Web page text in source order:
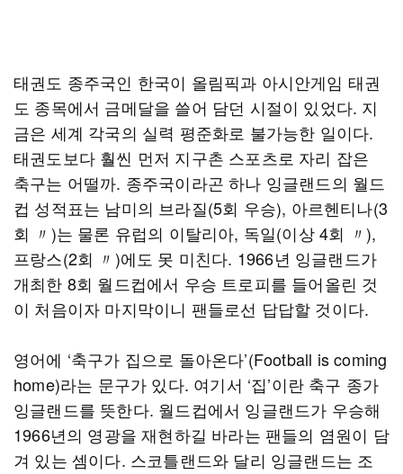
태권도 종주국인 한국이 올림픽과 아시안게임 태권
도 종목에서 금메달을 쓸어 담던 시절이 있었다. 지
금은 세계 각국의 실력 평준화로 불가능한 일이다.
태권도보다 훨씬 먼저 지구촌 스포츠로 자리 잡은
축구는 어떨까. 종주국이라곤 하나 잉글랜드의 월드
컵 성적표는 남미의 브라질(5회 우승), 아르헨티나(3
회 〃)는 물론 유럽의 이탈리아, 독일(이상 4회 〃),
프랑스(2회 〃)에도 못 미친다. 1966년 잉글랜드가
개최한 8회 월드컵에서 우승 트로피를 들어올린 것
이 처음이자 마지막이니 팬들로선 답답할 것이다.
영어에 ‘축구가 집으로 돌아온다’(Football is coming
home)라는 문구가 있다. 여기서 ‘집’이란 축구 종가
잉글랜드를 뜻한다. 월드컵에서 잉글랜드가 우승해
1966년의 영광을 재현하길 바라는 팬들의 염원이 담
겨 있는 셈이다. 스코틀랜드와 달리 잉글랜드는 조